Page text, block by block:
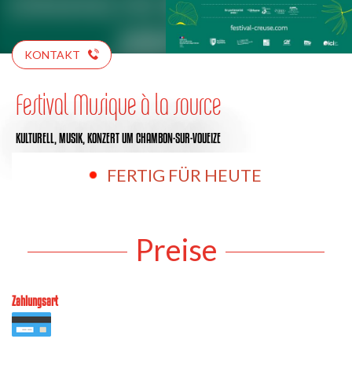
KONTAKT
Festival Musique à la source
KULTURELL, MUSIK, KONZERTUM CHAMBON-SUR-VOUEIZE
FERTIG FÜR HEUTE
Preise
Zahlungsart